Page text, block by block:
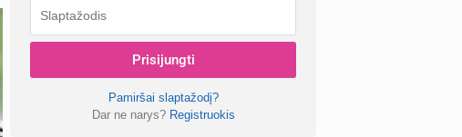
Prisijungti
Pamiršai slaptažodį?
Dar ne narys? Registruokis